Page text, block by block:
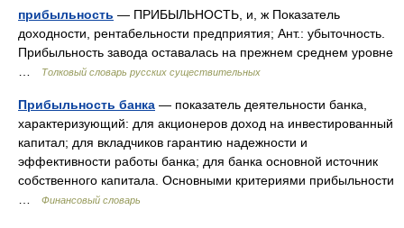
прибыльность — ПРИБЫЛЬНОСТЬ, и, ж Показатель
доходности, рентабельности предприятия; Ант.: убыточность.
Прибыльность завода оставалась на прежнем среднем уровне
Толковый словарь русских существительных
Прибыльность банка — показатель деятельности банка,
характеризующий: для акционеров доход на инвестированный
капитал; для вкладчиков гарантию надежности и
эффективности работы банка; для банка основной источник
собственного капитала. Основными критериями прибыльности
Финансовый словарь